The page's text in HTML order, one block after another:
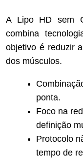
A Lipo HD sem
combina
objetivo é reduzir
dos músculos.
ponta.
Foco na
definição
Protocolo
tempo de